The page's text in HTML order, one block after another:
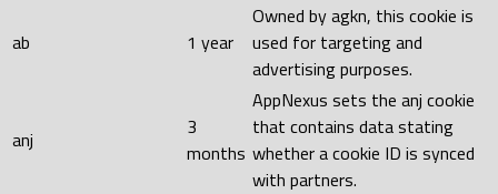
ab 1 year
Owned by agkn, this cookie is
used for targeting and
advertising purposes.
anj
3
months
AppNexus sets the anj cookie
that contains data stating
whether a cookie ID is synced
with partners.